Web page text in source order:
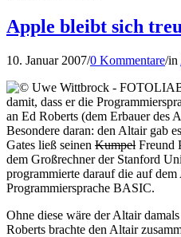
Apple bleibt sich treu
10. Januar 2007/0 Kommentare/in
damit, dass er die
an Ed Roberts (dem Erbauer des
Besondere daran: den Altair gab
Gates ließ seinen Kumpel Freund
dem Großrechner der Stanford
programmierte darauf die auf
Programmiersprache BASIC.
Ohne diese wäre der Altair
Roberts brachte den Altair